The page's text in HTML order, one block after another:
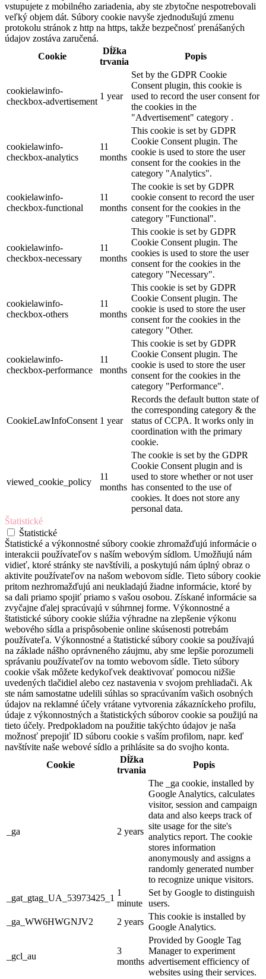
vstupujete z mobilného zariadenia, aby ste zbytočne nespotrebovali
veľký objem dát. Súbory cookie navyše zjednodušujú zmenu
protokolu stránok z http na https, takže bezpečnosť prenášaných
údajov zostáva zaručená.
Cookie
Dĺžka
trvania
Popis
cookielawinfo-
checkbox-advertisement
1 year
Set by the GDPR Cookie
Consent plugin, this cookie is
used to record the user consent for
the cookies in the
"Advertisement" category .
cookielawinfo-
checkbox-analytics
11
months
This cookie is set by GDPR
Cookie Consent plugin. The
cookie is used to store the user
consent for the cookies in the
category "Analytics".
cookielawinfo-
checkbox-functional
11
months
The cookie is set by GDPR
cookie consent to record the user
consent for the cookies in the
category "Functional".
cookielawinfo-
checkbox-necessary
11
months
This cookie is set by GDPR
Cookie Consent plugin. The
cookies is used to store the user
consent for the cookies in the
category "Necessary".
cookielawinfo-
checkbox-others
11
months
This cookie is set by GDPR
Cookie Consent plugin. The
cookie is used to store the user
consent for the cookies in the
category "Other.
cookielawinfo-
checkbox-performance
11
months
This cookie is set by GDPR
Cookie Consent plugin. The
cookie is used to store the user
consent for the cookies in the
category "Performance".
CookieLawInfoConsent 1 year
Records the default button state of
the corresponding category & the
status of CCPA. It works only in
coordination with the primary
cookie.
viewed_cookie_policy
11
months
The cookie is set by the GDPR
Cookie Consent plugin and is
used to store whether or not user
has consented to the use of
cookies. It does not store any
personal data.
Štatistické
Štatistické
Štatistické a výkonnostné súbory cookie zhromažďujú informácie o
interakcii používateľov s naším webovým sídlom. Umožňujú nám
vidieť, ktoré stránky ste navštívili, a poskytujú nám úplný obraz o
aktivite používateľov na našom webovom sídle. Tieto súbory cookie
pritom nezhromažďujú ani neukladajú žiadne informácie, ktoré by
sa dali priamo spojiť priamo s vašou osobou. Získané informácie sa
zvyčajne ďalej spracúvajú v súhrnnej forme. Výkonnostné a
štatistické súbory cookie slúžia výhradne na zlepšenie výkonu
webového sídla a prispôsobenie online skúsenosti potrebám
používateľa. Výkonnostné a štatistické súbory cookie sa používajú
na základe nášho oprávneného záujmu, aby sme lepšie porozumeli
správaniu používateľov na tomto webovom sídle. Tieto súbory
cookie však môžete kedykoľvek deaktivovať pomocou nižšie
uvedených tlačidiel alebo cez nastavenia v svojom prehliadači. Ak
ste nám samostatne udelili súhlas so spracúvaním vašich osobných
údajov na reklamné účely vrátane vytvorenia zákazníckeho profilu,
údaje z výkonnostných a štatistických súborov cookie sa použijú na
tieto účely. Predpokladom na použitie takýchto údajov je naša
možnosť prepojiť ID súboru cookie s vaším profilom, napr. keď
navštívite naše webové sídlo a prihlásite sa do svojho konta.
Cookie
Dĺžka
trvania
Popis
_ga 2 years
The _ga cookie, installed by
Google Analytics, calculates
visitor, session and campaign
data and also keeps track of
site usage for the site's
analytics report. The cookie
stores information
anonymously and assigns a
randomly generated number
to recognize unique visitors.
_gat_gtag_UA_53973425_1
1
minute
Set by Google to distinguish
users.
_ga_WW6HWGNJV2
2 years
This cookie is installed by
Google Analytics.
_gcl_au
3
months
Provided by Google Tag
Manager to experiment
advertisement efficiency of
websites using their services.